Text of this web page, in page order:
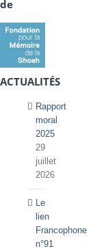
de
ACTUALITÉS
Rapport
moral
2025
29
juillet
2026
Le
lien
Francophone
n°91